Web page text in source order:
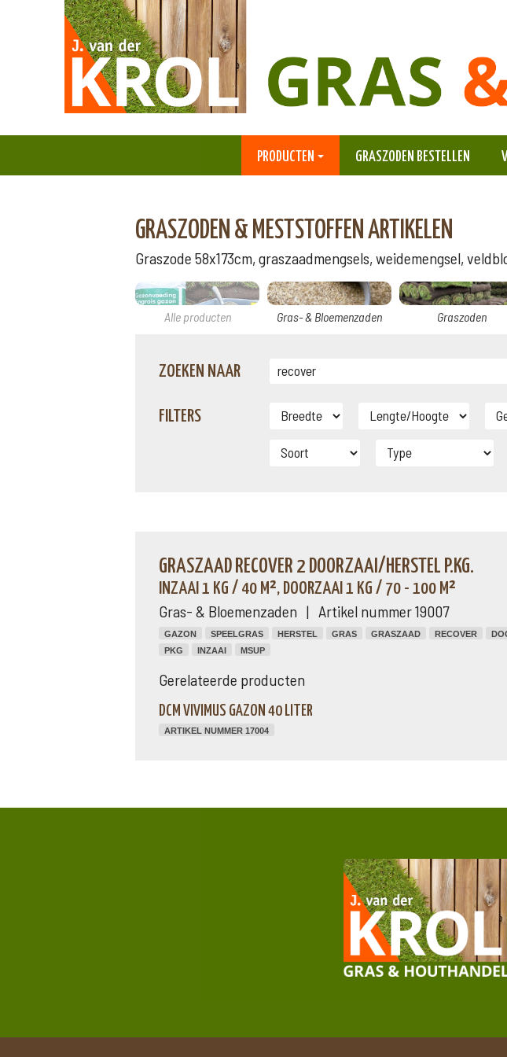
PRODUCTEN GRASZODEN BESTELLEN
GRASZODEN & MESTSTOFFEN ARTIKELEN
Graszode 58x173cm, graszaadmengsels, weidemengsel,
Alle producten Gras- & Bloemenzaden Graszoden
ZOEKEN NAAR
FILTERS
GRASZAAD RECOVER 2 DOORZAAI/HERSTEL P.KG.
INZAAI 1 KG / 40 M², DOORZAAI 1 KG / 70 - 100 M²
Gras- & Bloemenzaden | Artikel nummer 19007
GAZON SPEELGRAS HERSTEL GRAS GRASZAAD RECOVER
PKG
INZAAI MSUP
Gerelateerde producten
DCM VIVIMUS GAZON 40 LITER
ARTIKEL NUMMER 17004